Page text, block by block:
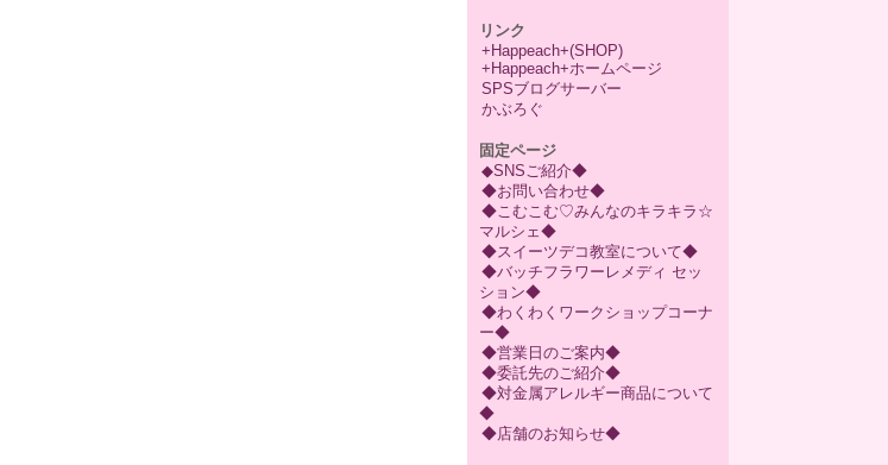
リンク
+Happeach+(SHOP)
+Happeach+ホームページ
SPSブログサーバー
かぶろぐ
固定ページ
◆SNSご紹介◆
◆お問い合わせ◆
◆こむこむ♡みんなのキラキラ☆
マルシェ◆
◆スイーツデコ教室について◆
◆バッチフラワーレメディ セッ
ション◆
◆わくわくワークショップコーナ
ー◆
◆営業日のご案内◆
◆委託先のご紹介◆
◆対金属アレルギー商品について
◆
◆店舗のお知らせ◆